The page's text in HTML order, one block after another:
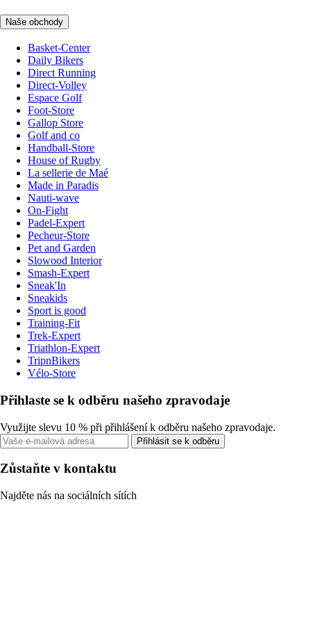
Naše obchody
Basket-Center
Daily Bikers
Direct Running
Direct-Volley
Espace Golf
Foot-Store
Gallop Store
Golf and co
Handball-Store
House of Rugby
La sellerie de Maé
Made in Paradis
Nauti-wave
On-Fight
Padel-Expert
Pecheur-Store
Pet and Garden
Slowood Interior
Smash-Expert
Sneak'In
Sneakids
Sport is good
Training-Fit
Trek-Expert
Triathlon-Expert
TripnBikers
Vélo-Store
Přihlaste se k odběru našeho zpravodaje
Využijte slevu 10 % při přihlášení k odběru našeho zpravodaje.
Přihlásit se k odběru
Zůstaňte v kontaktu
Najděte nás na sociálních sítích